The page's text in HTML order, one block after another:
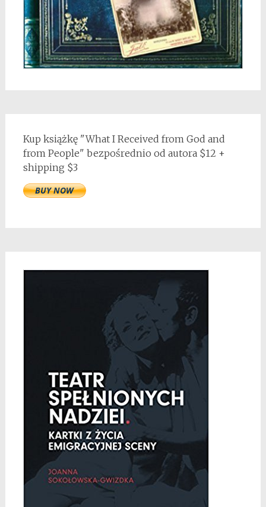
Kup książkę "What I Received from God and
from People" bezpośrednio od autora $12 +
shipping $3